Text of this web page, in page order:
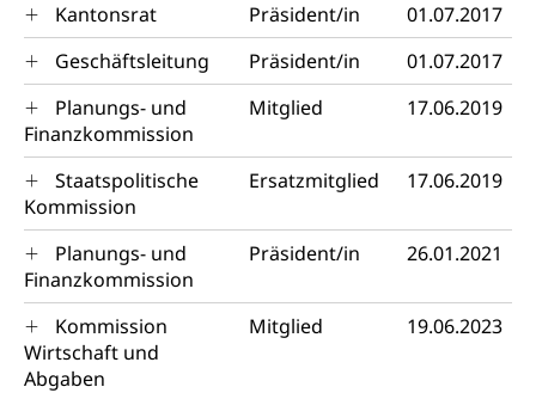
Kantonsrat
Präsident/in
01.07.2017
Geschäftsleitung
Präsident/in
01.07.2017
Planungs- und
Finanzkommission
Mitglied 17.06.2019
Staatspolitische
Kommission
Ersatzmitglied 17.06.2019
Planungs- und
Finanzkommission
Präsident/in 26.01.2021
Kommission
Wirtschaft und
Abgaben
Mitglied 19.06.2023
Abfallentsorgung, Kehrichtabfuhr, Müllabfuhr
Abfall und Entsorgung
Gemeindeverbände für Abfallentsorgung
Boden, Natur und Landschaft
Bodenschutz, Landschaftsschutz, Gewässerschutz,
Naturschutz, Umweltschutz
Natur (Dienststelle Landwirtschaft und
Natur- und Lanschaftsschutz (GEO-Portal
Boden
Chemie und Gifte
Giftabfälle, Giftmüll, Schadstoffe, Giftstoffe, Störfall
Sonderabfälle und Gifte (Umweltberatung
Luzern)
Eigentum
Liegenschaft, Immobilie, Grundstück
Energie